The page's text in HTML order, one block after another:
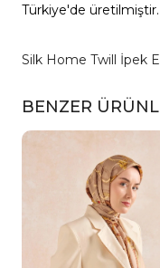
Türkiye'de üretilmiştir.
Silk Home Twill İpek
BENZER